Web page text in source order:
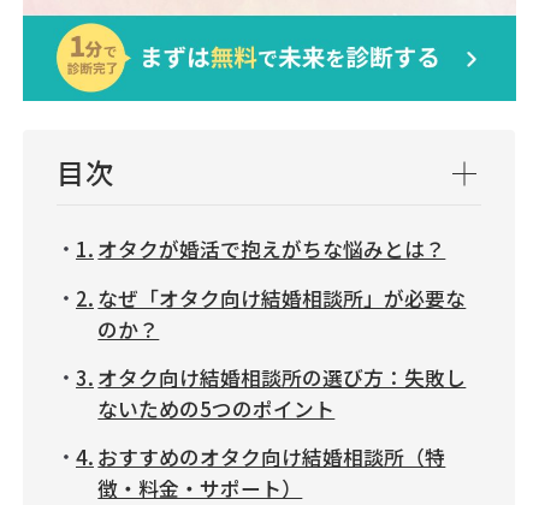
目次
オタクが婚活で抱えがちな悩みとは？
なぜ「オタク向け結婚相談所」が必要な
のか？
オタク向け結婚相談所の選び方：失敗し
ないための5つのポイント
おすすめのオタク向け結婚相談所（特
徴・料金・サポート）